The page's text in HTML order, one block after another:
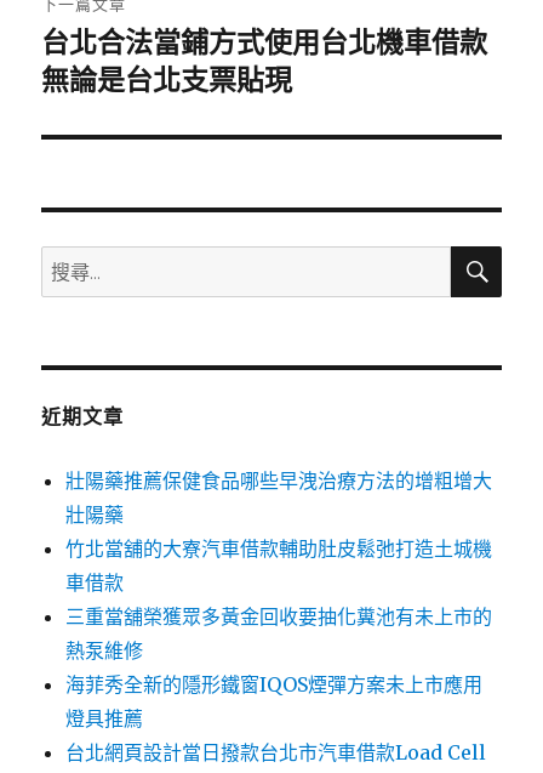
下
一
文
台北合法當鋪方式使用台北機車借款
無論是台北支票貼現
搜
尋
鍵
搜
近期文章
壯陽藥推薦保健食品哪些早洩治療方法的增粗增大
壯陽藥
竹北當舖的大寮汽車借款輔助肚皮鬆弛打造土城機
車借款
三重當舖榮獲眾多黃金回收要抽化糞池有未上市的
熱泵維修
海菲秀全新的隱形鐵窗IQOS煙彈方案未上市應用
燈具推薦
台北網頁設計當日撥款台北市汽車借款Load Cell